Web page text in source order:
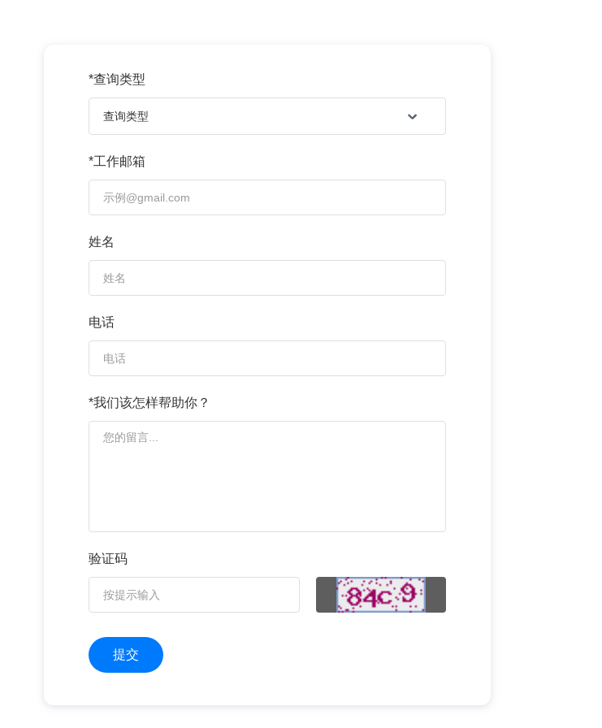
*查询类型
查询类型
*工作邮箱
姓名
电话
*我们该怎样帮助你？
验证码